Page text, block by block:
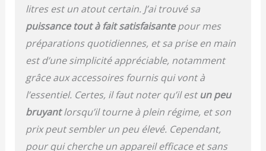
litres est un atout certain. J’ai trouvé sa
puissance tout à fait satisfaisantepour mes
préparations quotidiennes, et sa prise en main
est d’une simplicité appréciable, notamment
grâce aux accessoires fournis qui vont à
l’essentiel. Certes, il faut noter qu’il est un peu
bruyantlorsqu’il tourne à plein régime, et son
prix peut sembler un peu élevé. Cependant,
pour qui cherche un appareil efficace et sans